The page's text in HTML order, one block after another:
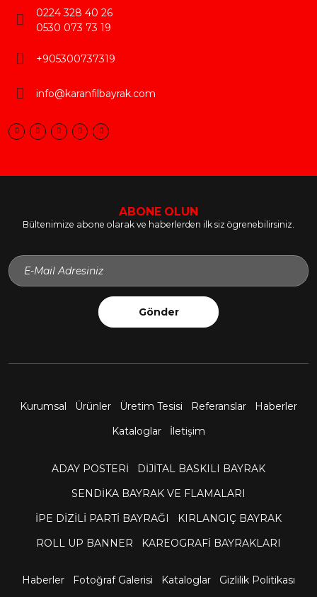
0224 328 40 26
0530 073 73 19
+905300737319
info@karanfilbayrak.com
ABONE OLUN
Bültenimize abone olarak ve haberlerden ilk siz ögrenebilirsiniz.
Gönder
Kurumsal Ürünler Üretim Tesisi Referanslar
Haberler
Kataloglar
İletişim
ADAY POSTERİ
DİJİTAL BASKILI BAYRAK
SENDİKA BAYRAK VE FLAMALARI
İPE DİZİLİ PARTİ BAYRAĞI
KIRLANGIÇ BAYRAK
ROLL UP BANNER
KAREOGRAFİ BAYRAKLARI
Haberler Fotoğraf Galerisi Kataloglar Gizlilik Politikası